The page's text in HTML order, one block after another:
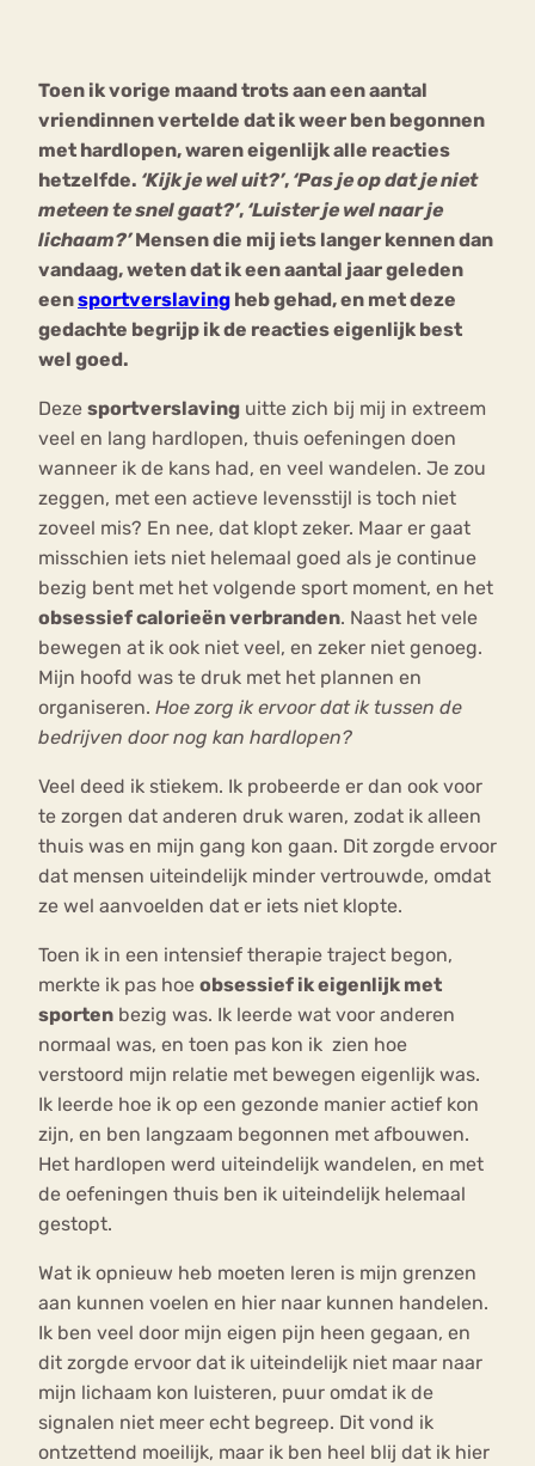
Toen ik vorige maand trots aan een aantal
vriendinnen vertelde dat ik weer ben begonnen
met hardlopen, waren eigenlijk alle reacties
hetzelfde. ‘Kijk je wel uit?’, ‘Pas je op dat je niet
meteen te snel gaat?’, ‘Luister je wel naar je
lichaam?’Mensen die mij iets langer kennen dan
vandaag, weten dat ik een aantal jaar geleden
eensportverslaving heb gehad, en met deze
gedachte begrijp ik de reacties eigenlijk best
wel goed.
Deze sportverslaving uitte zich bij mij in extreem
veel en lang hardlopen, thuis oefeningen doen
wanneer ik de kans had, en veel wandelen. Je zou
zeggen, met een actieve levensstijl is toch niet
zoveel mis? En nee, dat klopt zeker. Maar er gaat
misschien iets niet helemaal goed als je continue
bezig bent met het volgende sport moment, en het
obsessief calorieën verbranden. Naast het vele
bewegen at ik ook niet veel, en zeker niet genoeg.
Mijn hoofd was te druk met het plannen en
organiseren. Hoe zorg ik ervoor dat ik tussen de
bedrijven door nog kan hardlopen?
Veel deed ik stiekem. Ik probeerde er dan ook voor
te zorgen dat anderen druk waren, zodat ik alleen
thuis was en mijn gang kon gaan. Dit zorgde ervoor
dat mensen uiteindelijk minder vertrouwde, omdat
ze wel aanvoelden dat er iets niet klopte.
Toen ik in een intensief therapie traject begon,
merkte ik pas hoe obsessief ik eigenlijk met
sporten bezig was. Ik leerde wat voor anderen
normaal was, en toen pas kon ik zien hoe
verstoord mijn relatie met bewegen eigenlijk was.
Ik leerde hoe ik op een gezonde manier actief kon
zijn, en ben langzaam begonnen met afbouwen.
Het hardlopen werd uiteindelijk wandelen, en met
de oefeningen thuis ben ik uiteindelijk helemaal
gestopt.
Wat ik opnieuw heb moeten leren is mijn grenzen
aan kunnen voelen en hier naar kunnen handelen.
Ik ben veel door mijn eigen pijn heen gegaan, en
dit zorgde ervoor dat ik uiteindelijk niet maar naar
mijn lichaam kon luisteren, puur omdat ik de
signalen niet meer echt begreep. Dit vond ik
ontzettend moeilijk, maar ik ben heel blij dat ik hier
Chat
Forum
mia
Nerv
osa
Eetstoornis Anorexia Nervosa
Eetbuien Piekeren Sport
Trauma
Orthorexia
Afvallen Angst